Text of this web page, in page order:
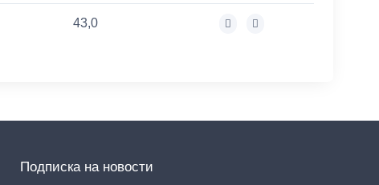
43,0
Подписка на новости